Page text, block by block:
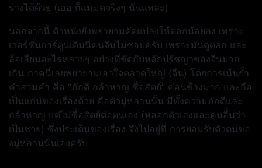
ร่างได้ด้วย (เออ ก็แม่มดจริงๆ นั่นแหละ)
นอกจากนี้ ตัวหนังยังพยายามดัดแปลงให้ตลกน้อยลง เพราะ
เวอร์ชั่นการ์ตูนเดิมนี่คนจีนไม่ชอบครับ เพราะมันดูตลก และ
ล้อเลียนอะไรหลายๆ อย่างที่ขัดกับหลักปรัชญาของจีนมาก
เกิน ภาคนี้เลยพยายามเอาใจตลาดใหญ่ (จีน) โดยการเน้นย้ำ
คำสามคำ คือ “ภักดี กล้าหาญ ซื่อสัตย์” ค่อนข้างมาก และถือ
เป็นแก่นของเรื่องด้วย คือตัวมู่หลานนั้น มีทั้งความภักดีและ
กล้าหาญ แต่ไม่ซื่อสัตย์ต่อตนเอง (หลอกตัวเองและคนอื่นว่า
เป็นชาย) ซึ่งประเด็นของเรื่อง จึงไปอยู่ที่ การยอมรับตัวตนขอ
งมู่หลานนั่นเองครับ